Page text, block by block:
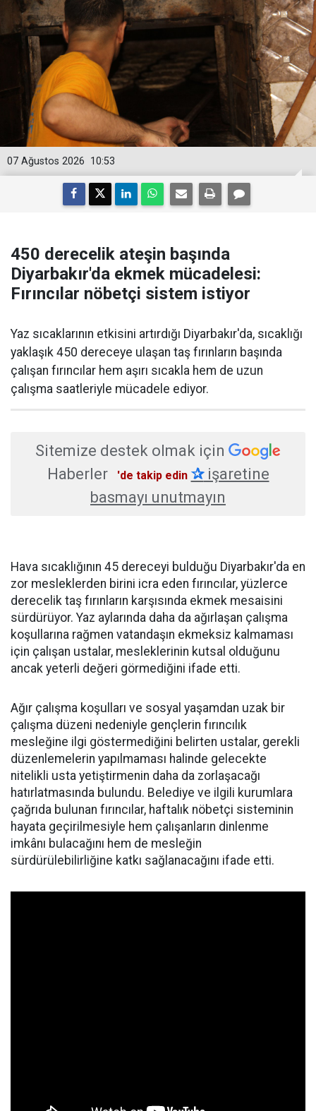
10:53
07 Ağustos 2026
450 derecelik ateşin başında
Diyarbakır'da ekmek mücadelesi:
Fırıncılar nöbetçi sistem istiyor
Yaz sıcaklarının etkisini artırdığı Diyarbakır'da, sıcaklığı
yaklaşık 450 dereceye ulaşan taş fırınların başında
çalışan fırıncılar hem aşırı sıcakla hem de uzun
çalışma saatleriyle mücadele ediyor.
Sitemize destek olmak için
Haberler
'de takip edin ✰işaretine
basmayı unutmayın
Hava sıcaklığının 45 dereceyi bulduğu Diyarbakır'da en
zor mesleklerden birini icra eden fırıncılar, yüzlerce
derecelik taş fırınların karşısında ekmek mesaisini
sürdürüyor. Yaz aylarında daha da ağırlaşan çalışma
koşullarına rağmen vatandaşın ekmeksiz kalmaması
için çalışan ustalar, mesleklerinin kutsal olduğunu
ancak yeterli değeri görmediğini ifade etti.
Ağır çalışma koşulları ve sosyal yaşamdan uzak bir
çalışma düzeni nedeniyle gençlerin fırıncılık
mesleğine ilgi göstermediğini belirten ustalar, gerekli
düzenlemelerin yapılmaması halinde gelecekte
nitelikli usta yetiştirmenin daha da zorlaşacağı
hatırlatmasında bulundu. Belediye ve ilgili kurumlara
çağrıda bulunan fırıncılar, haftalık nöbetçi sisteminin
hayata geçirilmesiyle hem çalışanların dinlenme
imkânı bulacağını hem de mesleğin
sürdürülebilirliğine katkı sağlanacağını ifade etti.